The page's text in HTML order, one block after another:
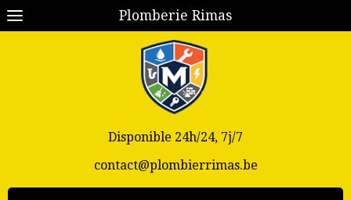
Plomberie Rimas
Disponible 24h/24, 7j/7
contact@plombierrimas.be